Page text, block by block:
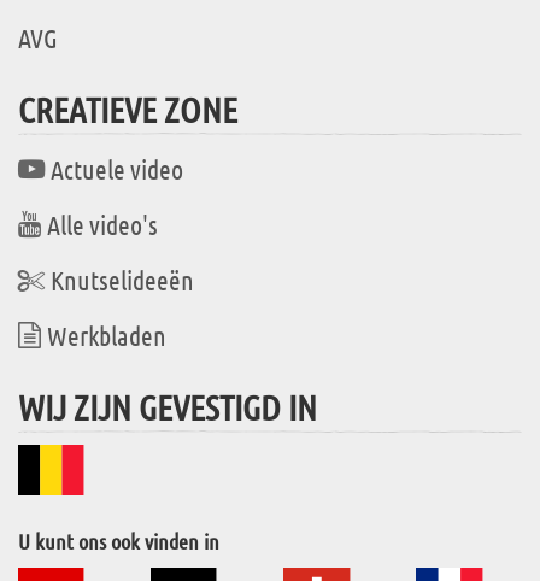
AVG
CREATIEVE ZONE
Actuele video
Alle video's
Knutselideeën
Werkbladen
WIJ ZIJN GEVESTIGD IN
U kunt ons ook vinden in